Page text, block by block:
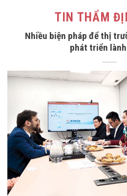
TIN THẨM
Nhiều biện pháp để thị
phát triển